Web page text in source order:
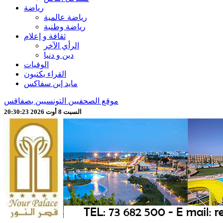
رياضة
رياضة عالمية
رياضة وطنية
ثقافة و إعلام
الرأي الآخر
دين و دنيا
الوفيات
القراء يكتبون
مايد إين سفاكس
موقع الصحفيين التونسيين بصفاقس
السبت 8 أوت 2026 20:30:25